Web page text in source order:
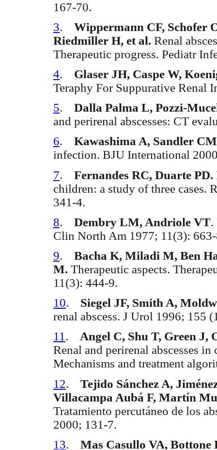
167-70.
3. Wippermann CF, Schofer
Riedmiller H, et al. Renal
Therapeutic progress. Pediatr
4. Glaser JH, Caspe W,
Teraphy For Suppurative Renal
5. Dalla Palma L, Pozzi-
and perirenal abscesses: CT
6. Kawashima A, Sandler
infection. BJU International
7. Fernandes RC, Duarte PD.
children: a study of three cases.
341-4.
8. Dembry LM, Andriole VT.
Clin North Am 1977; 11(3):
9. Bacha K, Miladi M, Ben
M. Therapeutic aspects.
11(3): 444-9.
10. Siegel JF, Smith A,
renal abscess. J Urol 1996; 155
11. Angel C, Shu T, Green J,
Renal and perirenal abscesses
Mechanisms and treatment
12. Tejido Sánchez A,
Villacampa Aubá F, Martín
Tratamiento percutáneo de los
2000; 131-7.
13. Mas Casullo VA, Bottone